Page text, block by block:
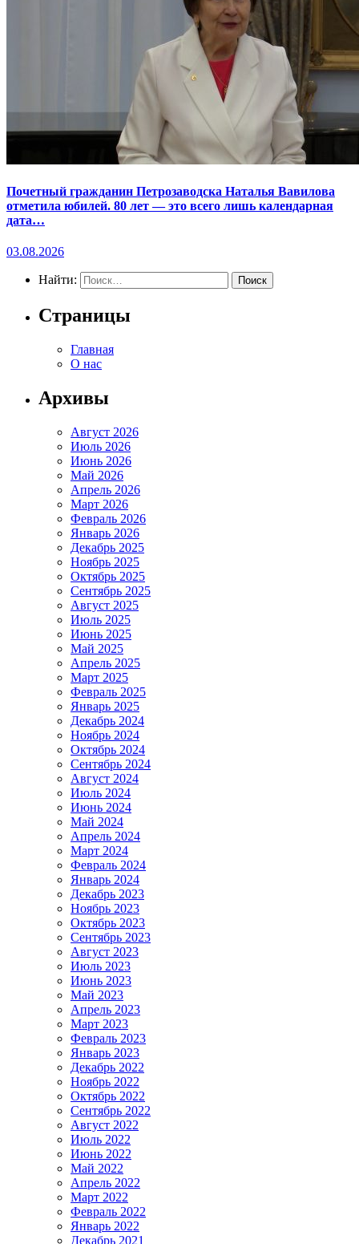
Почетный гражданин Петрозаводска Наталья Вавилова
отметила юбилей. 80 лет — это всего лишь календарная
дата…
03.08.2026
Найти:
Страницы
Главная
О нас
Архивы
Август 2026
Июль 2026
Июнь 2026
Май 2026
Апрель 2026
Март 2026
Февраль 2026
Январь 2026
Декабрь 2025
Ноябрь 2025
Октябрь 2025
Сентябрь 2025
Август 2025
Июль 2025
Июнь 2025
Май 2025
Апрель 2025
Март 2025
Февраль 2025
Январь 2025
Декабрь 2024
Ноябрь 2024
Октябрь 2024
Сентябрь 2024
Август 2024
Июль 2024
Июнь 2024
Май 2024
Апрель 2024
Март 2024
Февраль 2024
Январь 2024
Декабрь 2023
Ноябрь 2023
Октябрь 2023
Сентябрь 2023
Август 2023
Июль 2023
Июнь 2023
Май 2023
Апрель 2023
Март 2023
Февраль 2023
Январь 2023
Декабрь 2022
Ноябрь 2022
Октябрь 2022
Сентябрь 2022
Август 2022
Июль 2022
Июнь 2022
Май 2022
Апрель 2022
Март 2022
Февраль 2022
Январь 2022
Декабрь 2021